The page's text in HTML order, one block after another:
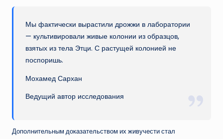
Мы фактически вырастили дрожжи в лаборатории
— культивировали живые колонии из образцов,
взятых из тела Этци. С растущей колонией не
поспоришь.
Мохамед Сархан
Ведущий автор исследования
Дополнительным доказательством их живучести стал